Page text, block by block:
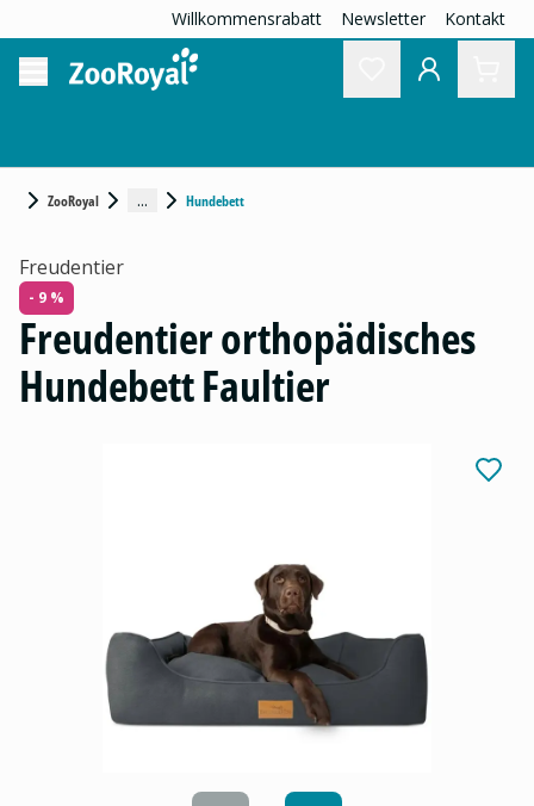
Willkommensrabatt Newsletter Kontakt
ZooRoyal ... Hundebett
Freudentier
- 9 %
Freudentier orthopädisches
Hundebett Faultier